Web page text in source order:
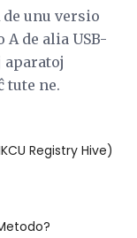
unu versio
de alia USB-
tute ne.
Registry Hive)